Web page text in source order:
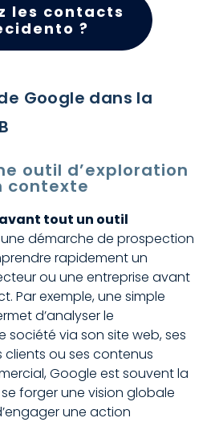
les contacts
?
Google dans la
outil d’exploration
contexte
tout un outil
démarche de prospection
rapidement un
ou une entreprise avant
Par exemple, une simple
d’analyser le
société via son site web, ses
clients ou ses contenus
Google est souvent la
forger une vision globale
une action